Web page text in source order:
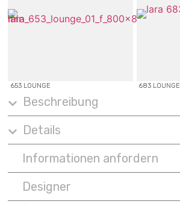
Beschreibung
Details
Informationen anfordern
Designer
653 LOUNGE 683 LOUNGE